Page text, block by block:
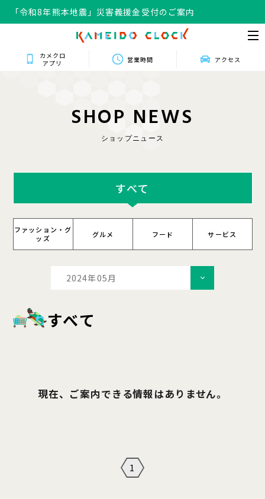
「令和8年熊本地震」災害義援金受付のご案内
カメクロ
アプリ
営業時間 アクセス
SHOP NEWS
ショップニュース
すべて
ファッション・グ
ッズ
グルメ フード サービス
2024年05月
すべて
現在、ご案内できる情報はありません。
1